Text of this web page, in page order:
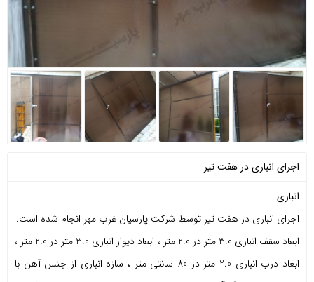
اجرای انباری در هفت تیر
انباری
اجرای انباری در هفت تیر توسط شرکت پارسیان غرب مهر انجام شده است.
ابعاد سقف انباری 3.0 متر در 2.0 متر ، ابعاد دیوار انباری 3.0 متر در 2.0 متر ،
ابعاد درب انباری 2.0 متر در 80 سانتی متر ، سازه انباری از جنس آهن با